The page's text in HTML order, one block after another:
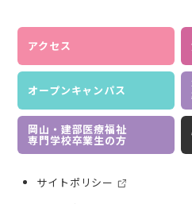
アクセス
オープンキャンパス
岡山・建部医療福祉
専門学校卒業生の方
サイトポリシー